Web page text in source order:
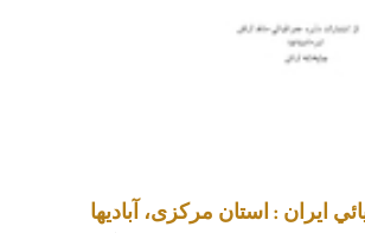
ايران : استان مرکزی، آبادیها